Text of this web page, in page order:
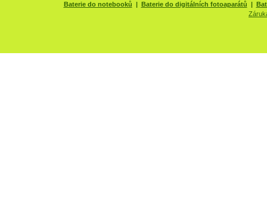
Baterie do notebooků | Baterie do digitálních fotoaparátů |